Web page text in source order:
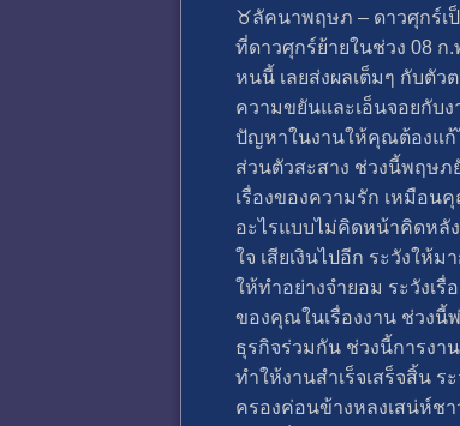
♉️ลัคนาพฤษภ – ดาวศุกร์เ
ที่ดาวศุกร์ย้ายในช่วง 08 ก
หนนี้ เลยส่งผลเต็มๆ กับตั
ความขยันและเอ็นจอยกับ
ปัญหาในงานให้คุณต้องแก้
ส่วนตัวสะสาง ช่วงนี้พฤษภ
เรื่องของความรัก เหมือน
อะไรแบบไม่คิดหน้าคิดหลั
ใจ เสียเงินไปอีก ระวังให้
ให้ทำอย่างจำยอม ระวังเ
ของคุณในเรื่องงาน ช่วงนี้
ธุรกิจร่วมกัน ช่วงนี้การงา
ทำให้งานสำเร็จเสร็จสิ้น
ครองค่อนข้างหลงเสน่ห์ช